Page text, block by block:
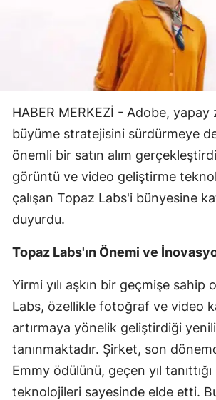
HABER MERKEZİ - Adobe, yapay
büyüme stratejisini sürdürmeye
önemli bir satın alım
görüntü ve video geliştirme
çalışan Topaz Labs'i bünyesine
duyurdu.
Topaz Labs'ın Önemi ve
Yirmi yılı aşkın bir geçmişe sahip
Labs, özellikle fotoğraf ve video
artırmaya yönelik geliştirdiği
tanınmaktadır. Şirket, son
Emmy ödülünü, geçen yıl
teknolojileri sayesinde elde etti.